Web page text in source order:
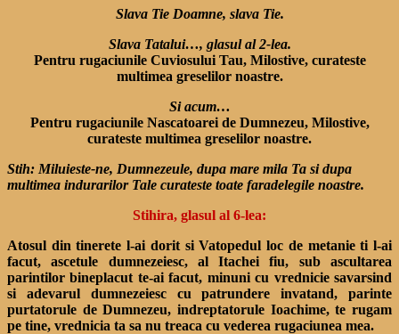
Slava Tie Doamne, slava Tie.
Slava Tatalui…, glasul al 2-lea.
Pentru rugaciunile Cuviosului Tau, Milostive, curateste
multimea greselilor noastre.
Si acum…
Pentru rugaciunile Nascatoarei de Dumnezeu, Milostive,
curateste multimea greselilor noastre.
Stih: Miluieste-ne, Dumnezeule, dupa mare mila Ta si dupa
multimea indurarilor Tale curateste toate faradelegile noastre.
Stihira, glasul al 6-lea:
Atosul din tinerete l-ai dorit si Vatopedul loc de metanie ti l-ai
facut, ascetule dumnezeiesc, al Itachei fiu, sub ascultarea
parintilor bineplacut te-ai facut, minuni cu vrednicie savarsind
si adevarul dumnezeiesc cu patrundere invatand, parinte
purtatorule de Dumnezeu, indreptatorule Ioachime, te rugam
pe tine, vrednicia ta sa nu treaca cu vederea rugaciunea mea.